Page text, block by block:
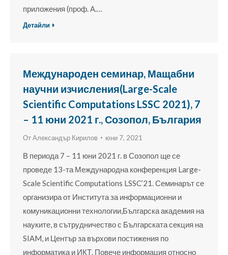
приложения (проф. А.…
Детайли
Международен семинар, Мащабни
научни изчисления(Large-Scale
Scientific Computations LSSC 2021), 7
– 11 юни 2021 г., Созопол, България
ОтАлександър Кирилов юни 7, 2021
В периода 7 – 11 юни 2021 г. в Созопол ще се
проведе 13-та Международна конференция Large-
Scale Scientific Computations LSSC’21. Семинарът се
организира от Института за информационни и
комуникационни технологии,Българска академия на
науките, в сътрудничество с Българската секция на
SIAM, и Център за върхови постижения по
информатика и ИКТ. Повече информация относно